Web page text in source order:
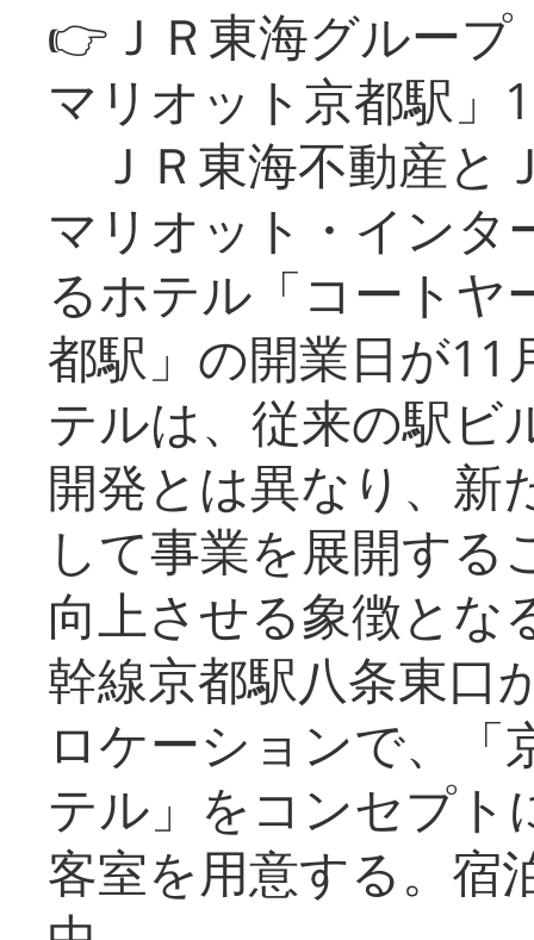
👉ＪＲ東海グルー
マリオット京都駅」
ＪＲ東海不動産と
マリオット・インタ
るホテル「コートヤ
都駅」の開業日が11
テルは、従来の駅ビ
開発とは異なり、新
して事業を展開する
向上させる象徴とな
幹線京都駅八条東口
ロケーションで、「
テル」をコンセプト
客室を用意する。宿